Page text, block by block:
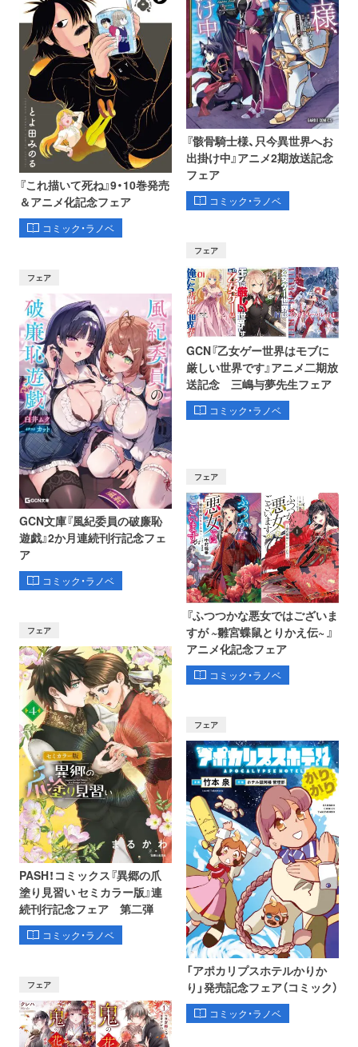
『これ描いて死ね』9・10巻発売
＆アニメ化記念フェア
コミック・ラノベ
『骸骨騎士様、只今異世界へお
出掛け中』アニメ2期放送記念
フェア
コミック・ラノベ
フェア
GCN文庫『風紀委員の破廉恥
遊戯』2か月連続刊行記念フェ
ア
コミック・ラノベ
フェア
GCN『乙女ゲー世界はモブに
厳しい世界です』アニメ二期放
送記念 三嶋与夢先生フェア
コミック・ラノベ
フェア
PASH！コミックス『異郷の爪
塗り見習い セミカラー版』連
続刊行記念フェア 第二弾
コミック・ラノベ
フェア
『ふつつかな悪女ではございま
すが ~雛宮蝶鼠とりかえ伝~ 』
アニメ化記念フェア
コミック・ラノベ
フェア
フェア
「アポカリプスホテルかりか
り」発売記念フェア（コミック）
コミック・ラノベ